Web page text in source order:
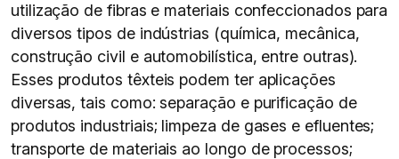
utilização de fibras e materiais confeccionados para
diversos tipos de indústrias (química, mecânica,
construção civil e automobilística, entre outras).
Esses produtos têxteis podem ter aplicações
diversas, tais como: separação e purificação de
produtos industriais; limpeza de gases e efluentes;
transporte de materiais ao longo de processos;